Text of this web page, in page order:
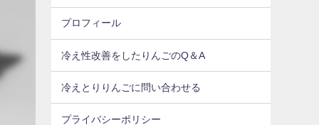
プロフィール
冷え性改善をしたりんごのQ＆A
冷えとりりんごに問い合わせる
プライバシーポリシー